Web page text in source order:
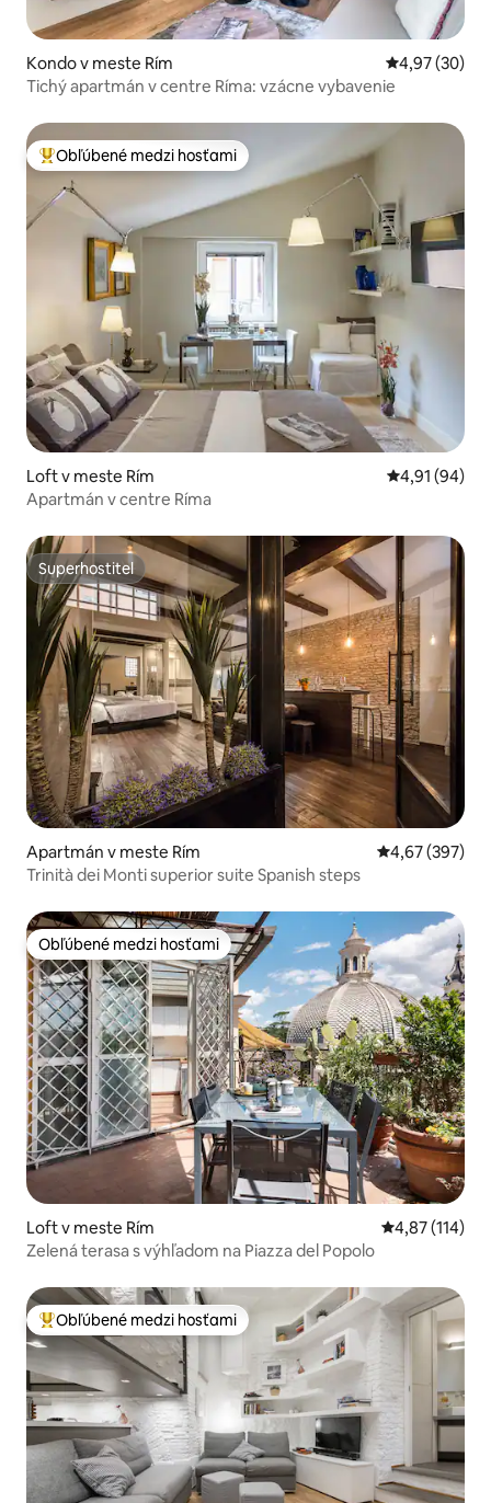
Kondo v meste Rím Priemerné
4,97 (30)
Tichý apartmán v centre Ríma: vzácne vybavenie
Najobľúbenejšie medzi hosťami
Obľúbené medzi hosťami
Loft v meste Rím Priemerné
4,91 (94)
Apartmán v centre Ríma
Superhostiteľ
Superhostiteľ
Apartmán v meste Rím Priemerné
4,67 (397)
Trinità dei Monti superior suite Spanish steps
Obľúbené medzi hosťami
Obľúbené medzi hosťami
Loft v meste Rím Priemerné
4,87 (114)
Zelená terasa s výhľadom na Piazza del Popolo
Najobľúbenejšie medzi hosťami
Obľúbené medzi hosťami